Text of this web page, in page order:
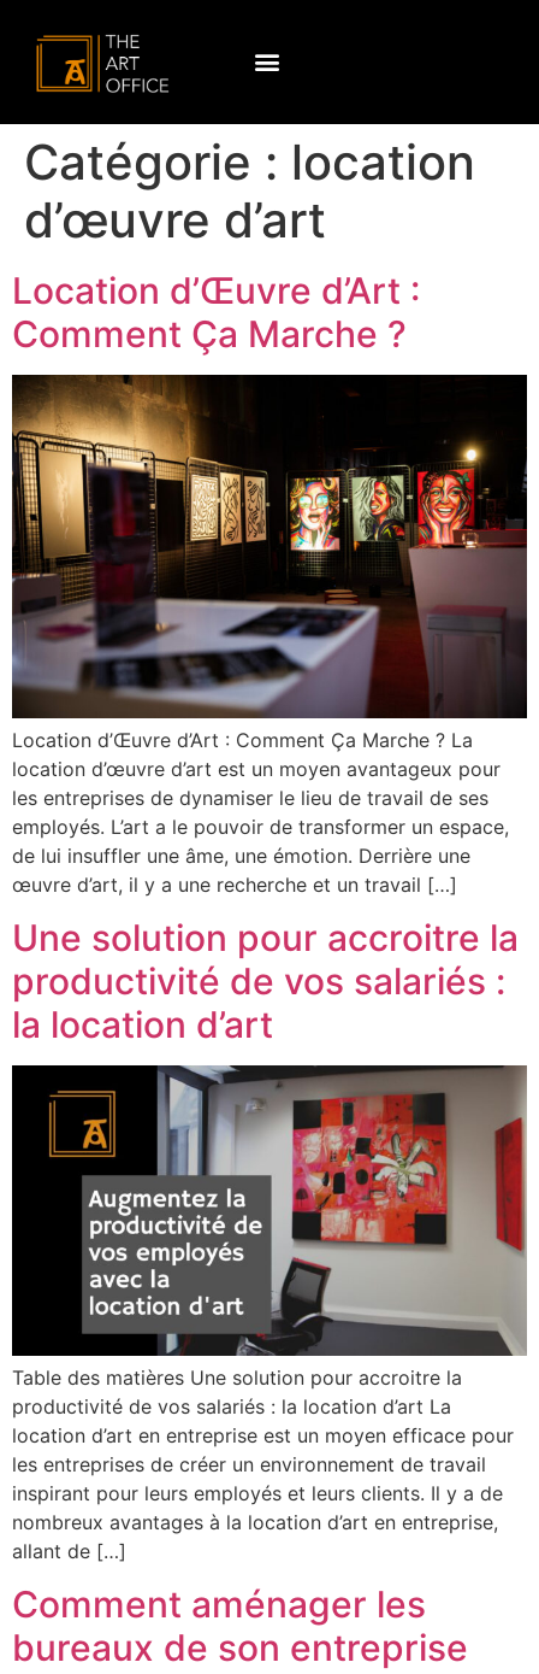
Catégorie : location
d’œuvre d’art
Location d’Œuvre d’Art :
Comment Ça Marche ?
Location d’Œuvre d’Art : Comment Ça Marche ? La
location d’œuvre d’art est un moyen avantageux pour
les entreprises de dynamiser le lieu de travail de ses
employés. L’art a le pouvoir de transformer un espace,
de lui insuffler une âme, une émotion. Derrière une
œuvre d’art, il y a une recherche et un travail […]
Une solution pour accroitre la
productivité de vos salariés :
la location d’art
Table des matières Une solution pour accroitre la
productivité de vos salariés : la location d’art La
location d’art en entreprise est un moyen efficace pour
les entreprises de créer un environnement de travail
inspirant pour leurs employés et leurs clients. Il y a de
nombreux avantages à la location d’art en entreprise,
allant de […]
Comment aménager les
bureaux de son entreprise